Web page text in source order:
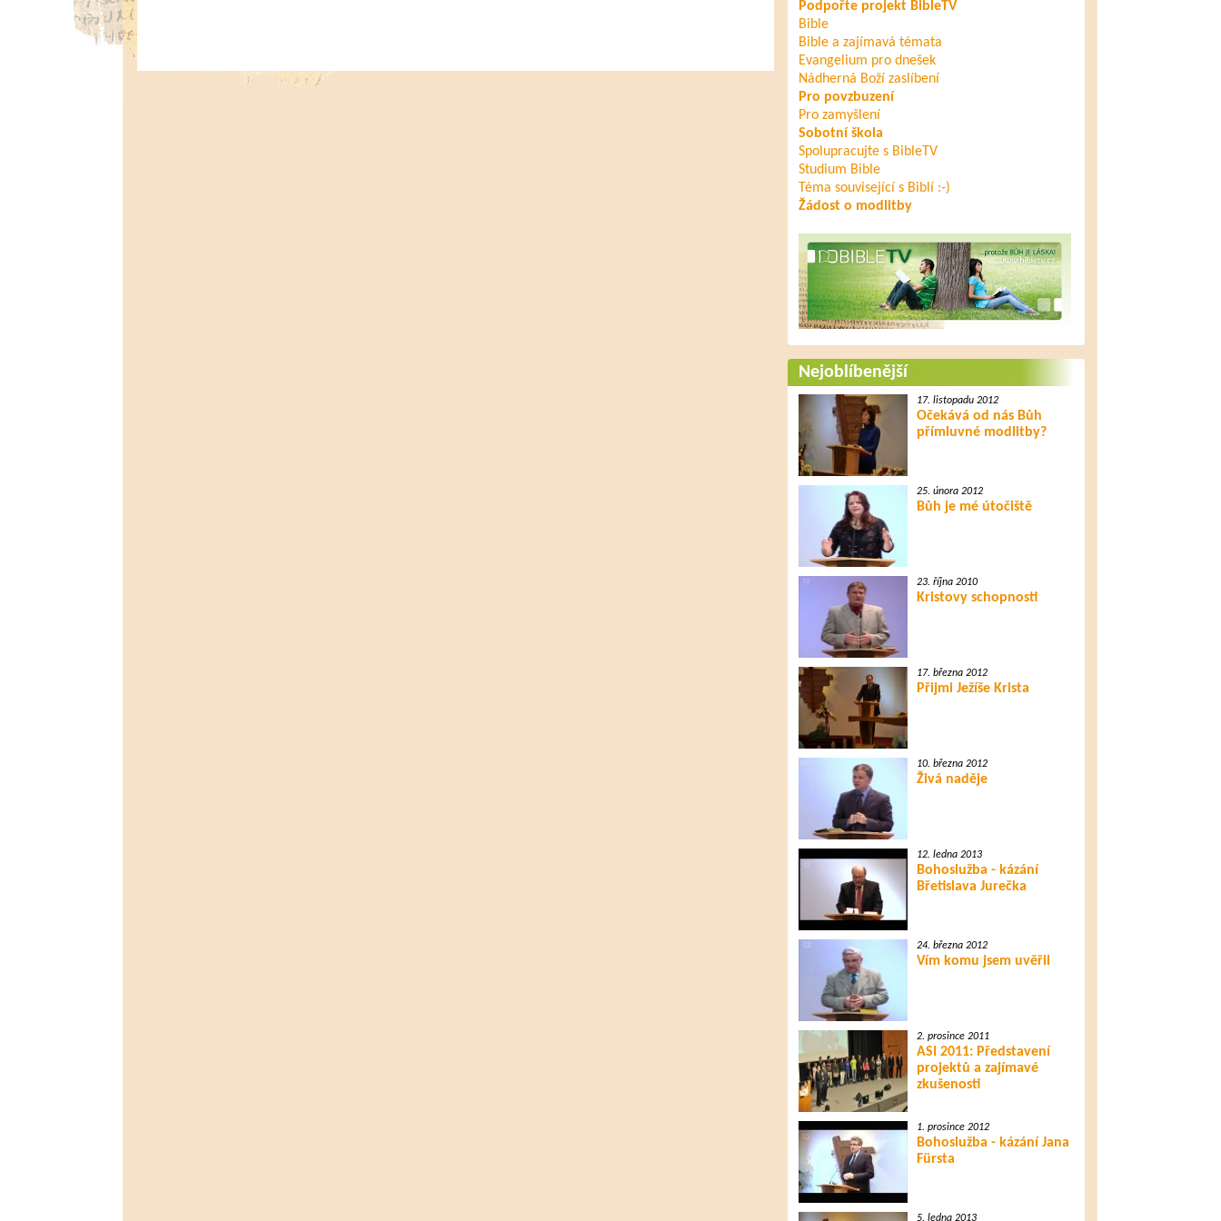
Podpořte projekt BibleTV
Bible
Bible a zajímavá témata
Evangelium pro dnešek
Nádherná Boží zaslíbení
Pro povzbuzení
Pro zamyšlení
Sobotní škola
Spolupracujte s BibleTV
Studium Bible
Téma související s Biblí :-)
Žádost o modlitby
Nejoblíbenější
17. listopadu 2012
Očekává od nás Bůh
přímluvné modlitby?
25. února 2012
Bůh je mé útočiště
23. října 2010
Kristovy schopnosti
17. března 2012
Přijmi Ježíše Krista
10. března 2012
Živá naděje
12. ledna 2013
Bohoslužba - kázání
Břetislava Jurečka
24. března 2012
Vím komu jsem uvěřil
2. prosince 2011
ASI 2011: Představení
projektů a zajímavé
zkušenosti
1. prosince 2012
Bohoslužba - kázání Jana
Fürsta
5. ledna 2013